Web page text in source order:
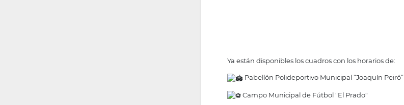
Ya están disponibles los cuadros con los horarios de:
Pabellón Polideportivo Municipal “Joaquín Peiró”
Campo Municipal de Fútbol "El Prado"